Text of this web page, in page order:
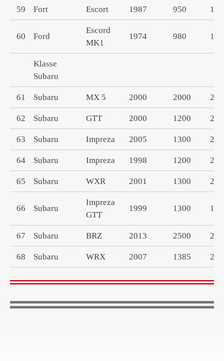
59 Fort Escort 1987 950
60 Ford
Escord
MK1
1974 980
Klasse
Subaru
61 Subaru MX 5 2000 2000
62 Subaru GTT 2000 1200
63 Subaru Impreza 2005 1300
64 Subaru Impreza 1998 1200
65 Subaru WXR 2001 1300
66 Subaru
Impreza
GTT
1999 1300
67 Subaru BRZ 2013 2500
68 Subaru WRX 2007 1385